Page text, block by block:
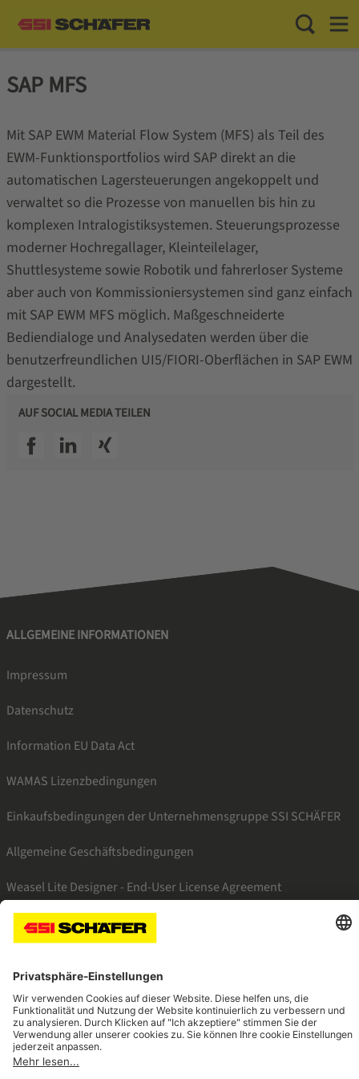
Toggle
SAP MFS
Mit SAP EWM Material Flow System (MFS) als Teil des
EWM-Funktionsportfolios wird SAP direkt an die
automatischen Lagersteuerungen angekoppelt und
verwaltet so die Prozesse von manuellen bis hin zu
komplexen Intralogistiksystemen. Steuerungsprozesse
moderner Hochregallager, Kleinteilelager,
Shuttlesysteme sowie Robotik und fahrerloser Systeme
aber auch von Kommissioniersystemen sind ganz einfach
mit SAP EWM MFS möglich. Maßgeschneiderte
Bediendialoge und Analysedaten werden über die
benutzerfreundlichen UI5/FIORI-Oberflächen in SAP EWM
dargestellt.
AUF SOCIAL MEDIA TEILEN
SSI facebook
SSI linkedin
SSI xing
ALLGEMEINE INFORMATIONEN
Impressum
Datenschutz
Information EU Data Act
WAMAS Lizenzbedingungen
Einkaufsbedingungen der Unternehmensgruppe SSI SCHÄFER
Allgemeine Geschäftsbedingungen
Weasel Lite Designer - End-User License Agreement
SSI instagramSSI linkedinSSI facebook